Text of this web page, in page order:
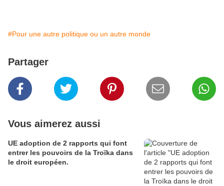
#Pour une autre politique ou un autre monde
Partager
Vous aimerez aussi
UE adoption de 2 rapports qui font
entrer les pouvoirs de la Troïka dans
le droit européen.